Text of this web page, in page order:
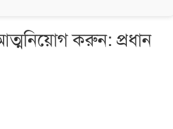
করুন: প্রধান